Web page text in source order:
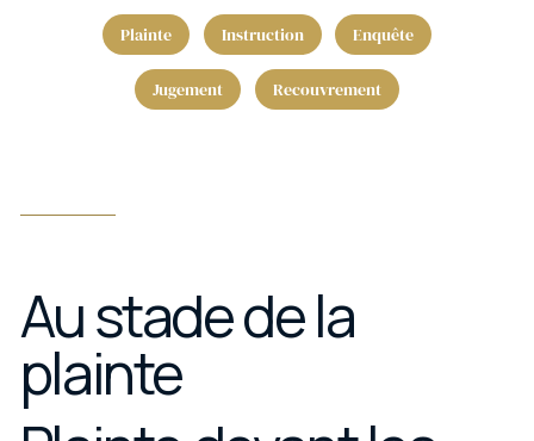
Plainte Enquête
Instruction
Jugement Recouvrement
Au stade de la
plainte